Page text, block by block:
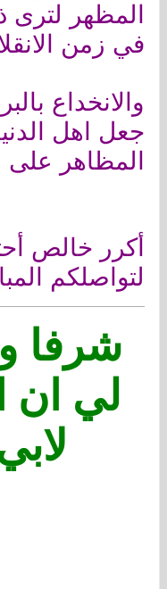
المظهر لترى
في زمن
والانخداع
جعل اهل
المظاهر على
أكرر خالص
لتواصلكم
شرفا
لي ان